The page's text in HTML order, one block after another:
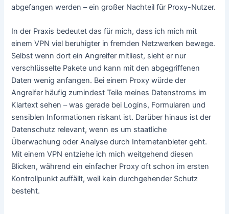
abgefangen werden – ein großer Nachteil für Proxy-Nutzer.
In der Praxis bedeutet das für mich, dass ich mich mit
einem VPN viel beruhigter in fremden Netzwerken bewege.
Selbst wenn dort ein Angreifer mitliest, sieht er nur
verschlüsselte Pakete und kann mit den abgegriffenen
Daten wenig anfangen. Bei einem Proxy würde der
Angreifer häufig zumindest Teile meines Datenstroms im
Klartext sehen – was gerade bei Logins, Formularen und
sensiblen Informationen riskant ist. Darüber hinaus ist der
Datenschutz relevant, wenn es um staatliche
Überwachung oder Analyse durch Internetanbieter geht.
Mit einem VPN entziehe ich mich weitgehend diesen
Blicken, während ein einfacher Proxy oft schon im ersten
Kontrollpunkt auffällt, weil kein durchgehender Schutz
besteht.